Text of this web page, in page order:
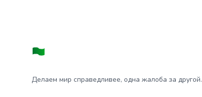
Делаем мир справедливее, одна жалоба за другой.